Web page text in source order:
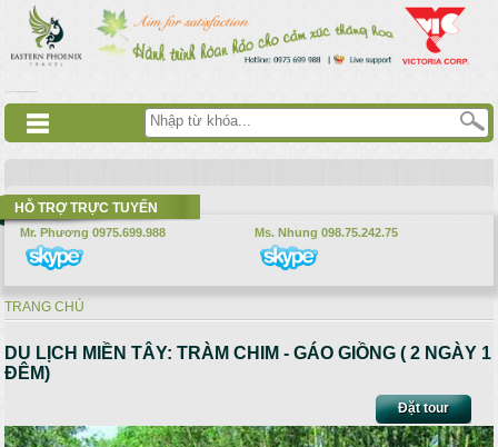
Nhảy đến nội dung
HỖ TRỢ TRỰC TUYẾN
Mr. Phương 0975.699.988 Ms. Nhung 098.75.242.75
Bạn đang ở đây
TRANG CHỦ
DU LỊCH MIỀN TÂY: TRÀM CHIM - GÁO GIỒNG ( 2 NGÀY 1
ĐÊM)
Đặt tour